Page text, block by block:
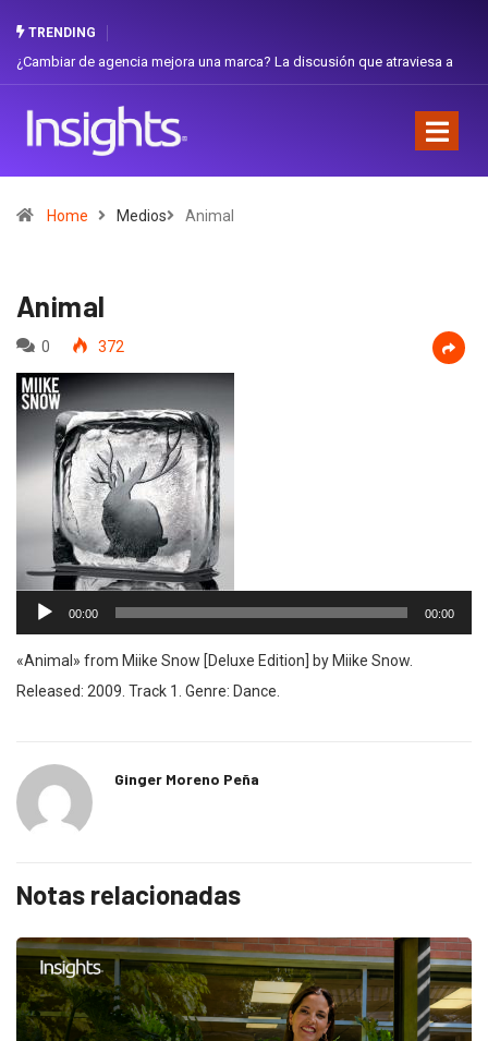
TRENDING
de agencia mejora una marca? La discusión que atraviesa a
Gabriela
Home Medios Animal
Animal
0 372
Reproductor
00:00 00:00
«Animal» from Miike Snow [Deluxe Edition] by Miike Snow.
Released: 2009. Track 1. Genre: Dance.
Ginger Moreno Peña
Notas relacionadas